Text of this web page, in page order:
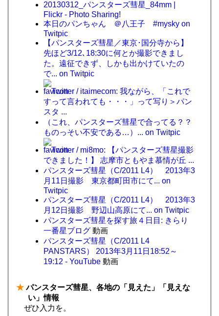
20130312_パンスターズ彗星_84mm |
Flickr - Photo Sharing!
本日のパンちゃん ＠八王子 #mysky on
Twitpic
【パンスターズ彗星／東京･国分寺から】
先ほど3/12､18:30に何とか撮影できまし
た。遠征できず、しかも出かけていたの
で... on Twitpic
Twitter / itaimecom: 我ながら、「これで
すって言われても・・・」って写り＞パン
スタ ...
（これ、パンスターズ彗星で合ってる？？
ものっそい不安である…）... on Twitpic
Twitter / mi8mo: 【パンスターズ彗星撮影
できました！】 志摩市ともやま慕情が丘 ...
パンスターズ彗星（C/2011 L4） 2013年3
月11日撮影 東京都町田市にて... on
Twitpic
パンスターズ彗星（C/2011 L4） 2013年3
月12日撮影 野辺山高原にて... on Twitpic
パンスターズ彗星を探す旅４日目: きらり
一番星ブログ 動画
パンスターズ彗星（C/2011 L4
PANSTARS） 2013年3月11日18:52～
19:12 - YouTube 動画
★パンスターズ彗星、各地の「見えた」「見えな
い」情報
ぜひ入力を。